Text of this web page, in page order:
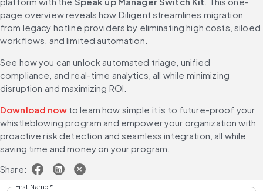
page overview reveals how Diligent streamlines migration
from legacy hotline providers by eliminating high costs, siloed
workflows, and limited automation.
See how you can unlock automated triage, unified
compliance, and real-time analytics, all while minimizing
disruption and maximizing ROI.
Download now to learn how simple it is to future-proof your
whistleblowing program and empower your organization with
proactive risk detection and seamless integration, all while
saving time and money on your program.
Share:
First Name *